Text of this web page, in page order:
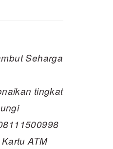
Seharga
tingkat
ATM